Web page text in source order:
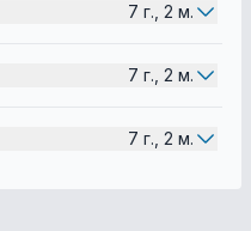
7 г., 2 м.
7 г., 2 м.
7 г., 2 м.